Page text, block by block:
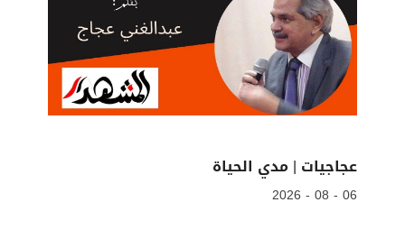
عجاجيات | مدي الحياة
06 - 08 - 2026